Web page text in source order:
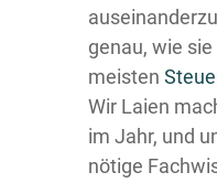
genau, wie
meisten
Wir Laien
im Jahr, und
nötige